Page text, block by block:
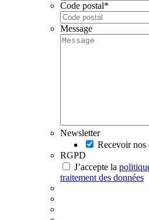
Code postal*
Message
Newsletter
Recevoir nos
RGPD
J’accepte la
traitement des données